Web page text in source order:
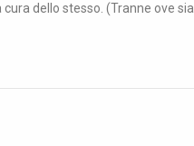
dello stesso. (Tranne ove sia